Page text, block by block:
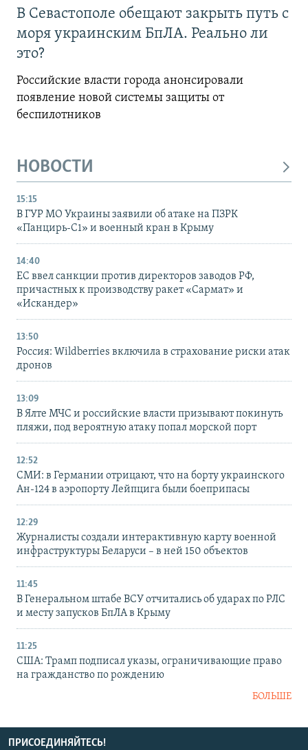
В Севастополе обещают закрыть путь с
моря украинским БпЛА. Реально ли
это?
Российские власти города анонсировали
появление новой системы защиты от
беспилотников
НОВОСТИ
15:15
В ГУР МО Украины заявили об атаке на ПЗРК
«Панцирь-С1» и военный кран в Крыму
14:40
ЕС ввел санкции против директоров заводов РФ,
причастных к производству ракет «Сармат» и
«Искандер»
13:50
Россия: Wildberries включила в страхование риски атак
дронов
13:09
В Ялте МЧС и российские власти призывают покинуть
пляжи, под вероятную атаку попал морской порт
12:52
СМИ: в Германии отрицают, что на борту украинского
Ан-124 в аэропорту Лейпцига были боеприпасы
12:29
Журналисты создали интерактивную карту военной
инфраструктуры Беларуси – в ней 150 объектов
11:45
В Генеральном штабе ВСУ отчитались об ударах по РЛС
и месту запусков БпЛА в Крыму
11:25
США: Трамп подписал указы, ограничивающие право
на гражданство по рождению
БОЛЬШЕ
ПРИСОЕДИНЯЙТЕСЬ!